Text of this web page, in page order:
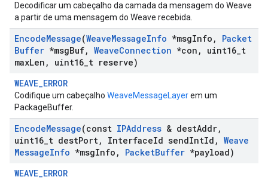
Decodificar um cabeçalho da camada da mensagem do Weave
a partir de uma mensagem do Weave recebida.
EncodeMessage(WeaveMessageInfo *msgInfo ,
Packet
Buffer *msgBuf, WeaveConnection *con , uint16 t
maxLen , uint16 t reserve)
WEAVE_ERROR
Codifique um cabeçalho WeaveMessageLayerem um
PackageBuffer.
EncodeMessage(const IPAddress & destAddr,
uint16 t destPort, InterfaceId sendIntId , Weave
MessageInfo *msgInfo , PacketBuffer *payload)
WEAVE_ERROR